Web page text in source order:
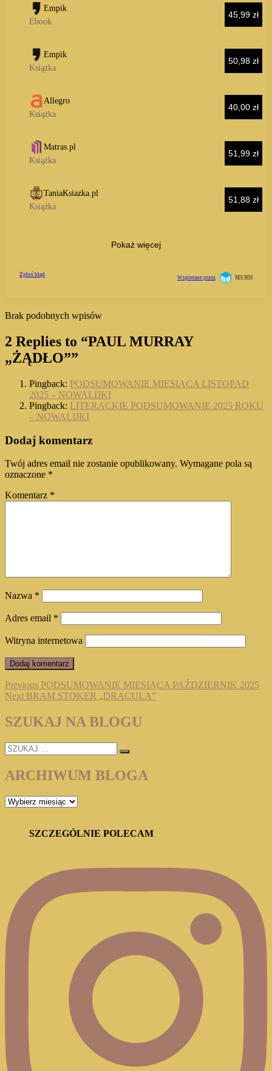
Brak podobnych wpisów
2 Replies to “PAUL MURRAY
„ŻĄDŁO””
Pingback: PODSUMOWANIE MIESIĄCA LISTOPAD
2025 – NOWALIJKI
Pingback: LITERACKIE PODSUMOWANIE 2025 ROKU
– NOWALIJKI
Dodaj komentarz
Twój adres email nie zostanie opublikowany. Wymagane pola są
oznaczone *
Komentarz *
Nazwa *
Adres email *
Witryna internetowa
Nawigacja
wpisu
Previous Previous
post:
PODSUMOWANIE MIESIĄCA PAŹDZIERNIK 2025
Next Next
BRAM STOKER „DRACULA”
SZUKAJ NA BLOGU
SZUKAJ
…
ARCHIWUM BLOGA
ARCHIWUM
SZCZEGÓLNIE POLECAM